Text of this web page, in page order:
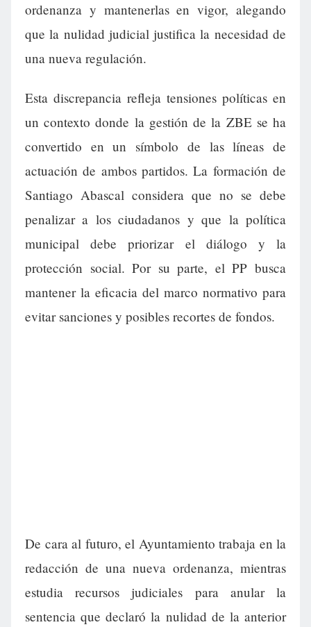
ordenanza y mantenerlas en vigor, alegando
que la nulidad judicial justifica la necesidad de
una nueva regulación.
Esta discrepancia refleja tensiones políticas en
un contexto donde la gestión de la ZBE se ha
convertido en un símbolo de las líneas de
actuación de ambos partidos. La formación de
Santiago Abascal considera que no se debe
penalizar a los ciudadanos y que la política
municipal debe priorizar el diálogo y la
protección social. Por su parte, el PP busca
mantener la eficacia del marco normativo para
evitar sanciones y posibles recortes de fondos.
De cara al futuro, el Ayuntamiento trabaja en la
redacción de una nueva ordenanza, mientras
estudia recursos judiciales para anular la
sentencia que declaró la nulidad de la anterior